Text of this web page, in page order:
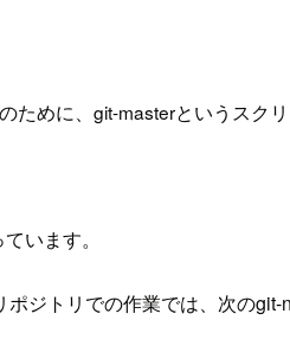
めに、git-masterというスクリ
います。
ジトリでの作業では、次のgit-